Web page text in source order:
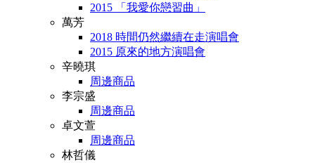
2015 「我愛你戀習曲」
萬芳
2018 時間仍然繼續在走演唱會
2015 原來的地方演唱會
辛曉琪
周邊商品
李宗盛
周邊商品
卓文萱
周邊商品
林哲儀